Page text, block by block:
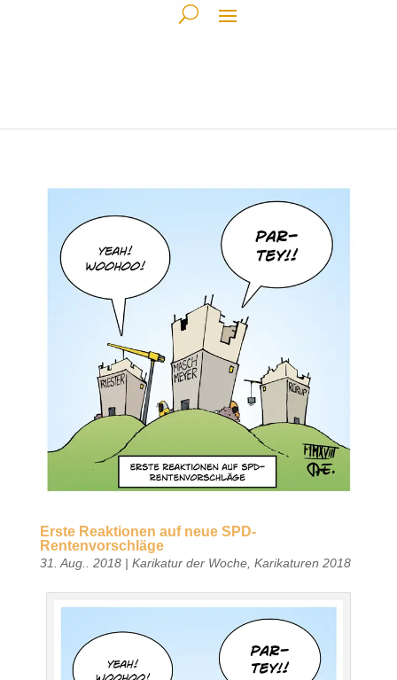
Erste Reaktionen auf neue SPD-
Rentenvorschläge
31. Aug.. 2018| Karikatur der Woche, Karikaturen 2018